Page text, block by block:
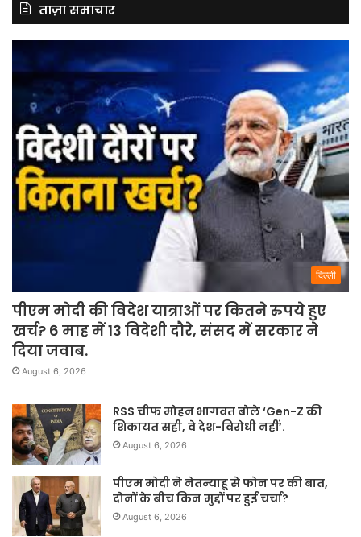
ताज़ा समाचार
दिल्ली
पीएम मोदी की विदेश यात्राओं पर कितने रुपये हुए
खर्च? 6 माह में 13 विदेशी दौरे, संसद में सरकार ने
दिया जवाब.
August 6, 2026
RSS चीफ मोहन भागवत बोले ‘Gen-Z की
शिकायत सही, वे देश-विरोधी नहीं’.
August 6, 2026
पीएम मोदी ने नेतन्याहू से फोन पर की बात,
दोनों के बीच किन मुद्दों पर हुई चर्चा?
August 6, 2026